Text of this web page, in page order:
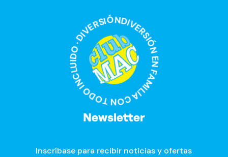
DIVERSIÓN EN FAMILIA CON TODO INCLUIDO · DIVERSIÓN EN FAMILIA CON TODO INCLUIDO ·
Newsletter
Inscríbase para recibir noticias y ofertas